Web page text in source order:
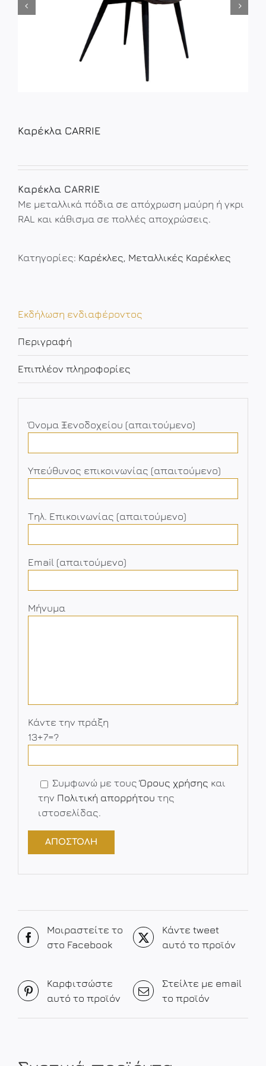
Καρέκλα CARRIE
Καρέκλα CARRIE
Με μεταλλικά πόδια σε απόχρωση μαύρη ή γκρι
RAL και κάθισμα σε πολλές αποχρώσεις.
Κατηγορίες: Καρέκλες, Μεταλλικές Καρέκλες
Εκδήλωση ενδιαφέροντος
Περιγραφή
Επιπλέον πληροφορίες
Όνομα Ξενοδοχείου (απαιτούμενο)
Υπεύθυνος επικοινωνίας (απαιτούμενο)
Τηλ. Επικοινωνίας (απαιτούμενο)
Email (απαιτούμενο)
Μήνυμα
Κάντε την πράξη
13+7=?
Συμφωνώ με τουςΌρους χρήσης και
την Πολιτική απορρήτου της
ιστοσελίδας.
Μοιραστείτε το
στο Facebook
Κάντε tweet
αυτό το προϊόν
Καρφιτσώστε
αυτό το προϊόν
Στείλτε με email
το προϊόν